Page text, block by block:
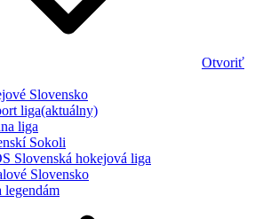
Otvoriť
Slovensko
liga(aktuálny)
liga
Sokoli
Slovenská hokejová liga
Slovensko
legendám